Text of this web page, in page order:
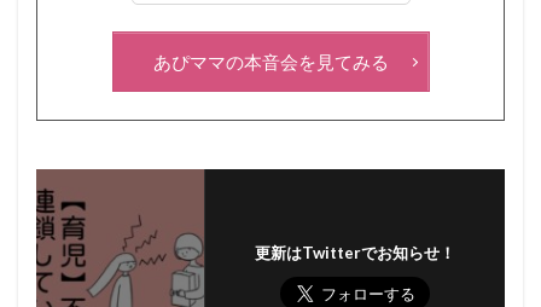
あぴママの本音会を見てみる
更新はTwitterでお知らせ！